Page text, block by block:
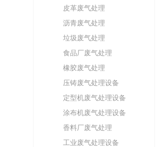
皮革废气处理
沥青废气处理
垃圾废气处理
食品厂废气处理
橡胶废气处理
压铸废气处理设备
定型机废气处理设备
涂布机废气处理设备
香料厂废气处理
工业废气处理设备